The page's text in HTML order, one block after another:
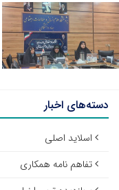
دسته‌های اخبار
اسلاید اصلی
تفاهم نامه همکاری